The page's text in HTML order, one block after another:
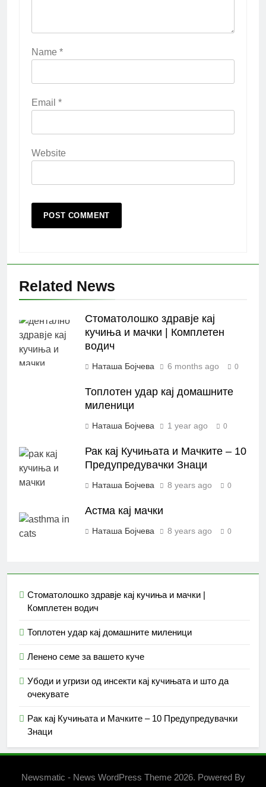
Name *
Email *
Website
Related News
Стоматолошко здравје кај
кучиња и мачки | Комплетен
водич
Наташа Бојчева 6 months ago 0
Топлотен удар кај домашните
миленици
Наташа Бојчева 1 year ago 0
Рак кај Кучињата и Мачките – 10
Предупредувачки Знаци
Наташа Бојчева 8 years ago 0
Астма кај мачки
Наташа Бојчева 8 years ago 0
Стоматолошко здравје кај кучиња и мачки |
Комплетен водич
Топлотен удар кај домашните миленици
Ленено семе за вашето куче
Убоди и угризи од инсекти кај кучињата и што да
очекувате
Рак кај Кучињата и Мачките – 10 Предупредувачки
Знаци
Newsmatic - News WordPress Theme 2026. Powered By